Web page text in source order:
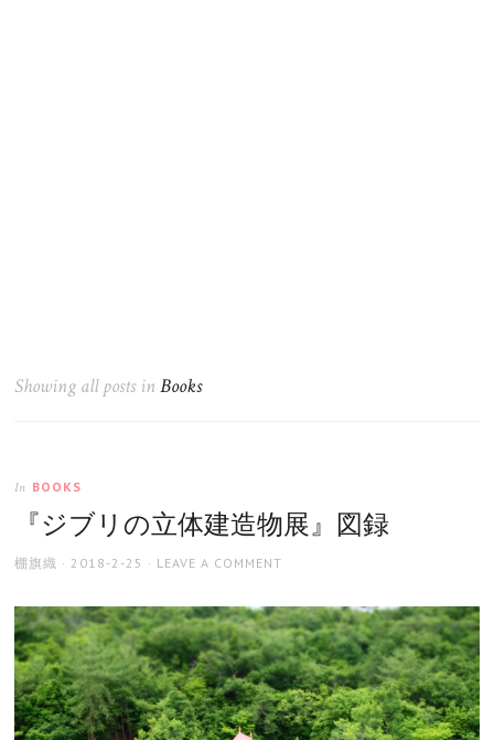
Showing all posts inBooks
In BOOKS
『ジブリの立体建造物展』図録
AUTHOR
棚旗織
POSTED
2018-2-25 LEAVE A COMMENT